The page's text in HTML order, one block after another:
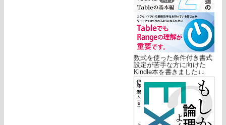
数式を使った条件付き書式
設定が苦手な方に向けた
Kindle本を書きました↓↓